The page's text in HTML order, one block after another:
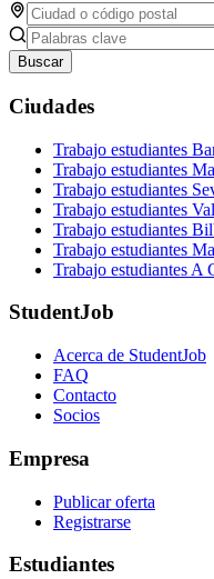
Buscar
Ciudades
Trabajo estudiantes
Trabajo estudiantes
Trabajo estudiantes
Trabajo estudiantes
Trabajo estudiantes
Trabajo estudiantes
Trabajo estudiantes A
StudentJob
Acerca de StudentJob
FAQ
Contacto
Socios
Empresa
Publicar oferta
Registrarse
Estudiantes